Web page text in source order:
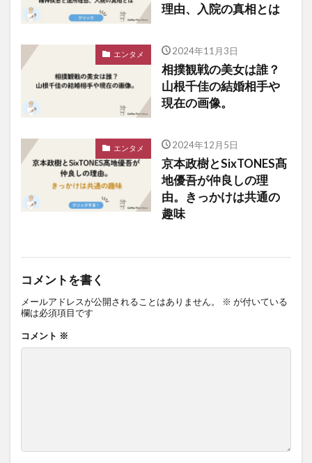
理由、入院の真相とは
エンタメ 2024年11月3日
相撲観戦の美女は誰？
山根千佳の結婚相手や
現在の画像。
エンタメ 2024年12月5日
京本政樹とSixTONES髙
地優吾が仲良しの理
由。きっかけは共通の
趣味
コメントを書く
メールアドレスが公開されることはありません。 ※ が付いている
欄は必須項目です
コメント ※